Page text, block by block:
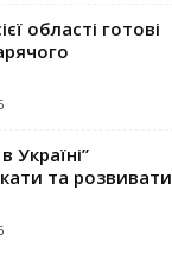
області готові
Україні”
та розвивати